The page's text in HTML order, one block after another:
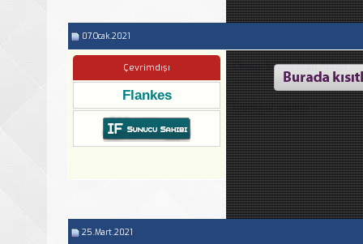
07.Ocak.2021
Çevrimdışı
Flankes
Cevap: Satılık Alan Adları
Teşekkür ederim ~
25.Mart.2021